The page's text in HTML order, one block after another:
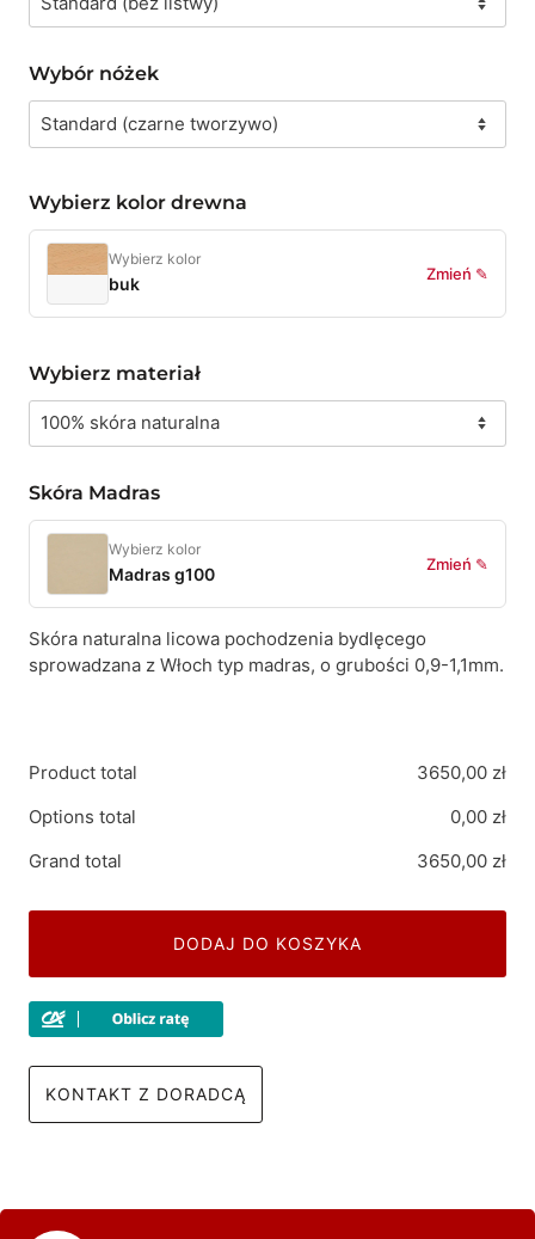
Wybór nóżek
Wybierz kolor drewna
Wybierz kolor
buk
Zmień ✎
Wybierz materiał
Skóra Madras
Wybierz kolor
Madras g100
Zmień ✎
Skóra naturalna licowa pochodzenia bydlęcego
sprowadzana z Włoch typ madras, o grubości 0,9-1,1mm.
Product total 3650,00 zł
Options total
0,00 zł
Grand total
3650,00 zł
DODAJ DO KOSZYKA
KONTAKT Z DORADCĄ